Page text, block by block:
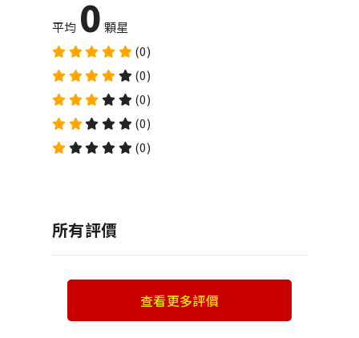
平均 0 顆星
(0)
(0)
(0)
(0)
(0)
所有評價
查看更多評價